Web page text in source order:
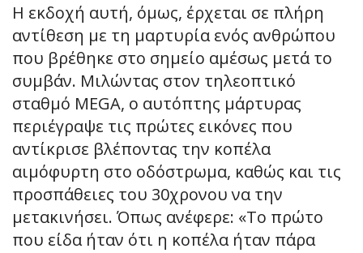
Η εκδοχή αυτή, όμως, έρχεται σε πλήρη
αντίθεση με τη μαρτυρία ενός ανθρώπου
που βρέθηκε στο σημείο αμέσως μετά το
συμβάν. Μιλώντας στον τηλεοπτικό
σταθμό MEGA, ο αυτόπτης μάρτυρας
περιέγραψε τις πρώτες εικόνες που
αντίκρισε βλέποντας την κοπέλα
αιμόφυρτη στο οδόστρωμα, καθώς και τις
προσπάθειες του 30χρονου να την
μετακινήσει. Όπως ανέφερε: «Το πρώτο
που είδα ήταν ότι η κοπέλα ήταν πάρα